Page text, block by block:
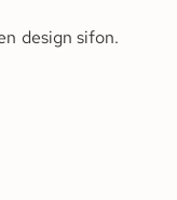
design sifon.